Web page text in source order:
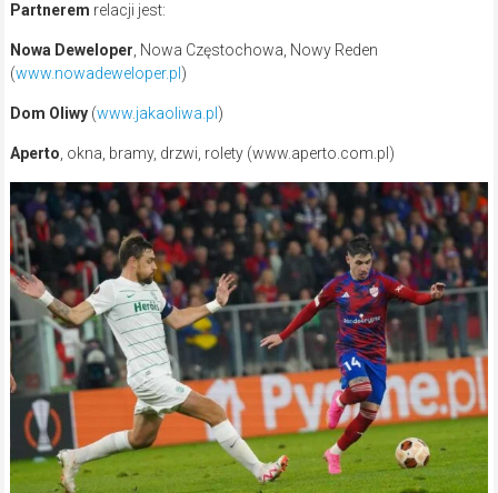
Partnerem relacji jest:
Nowa Deweloper, Nowa Częstochowa, Nowy Reden
(www.nowadeweloper.pl )
Dom Oliwy(www.jakaoliwa.pl )
Aperto, okna, bramy, drzwi, rolety (www.aperto.com.pl)